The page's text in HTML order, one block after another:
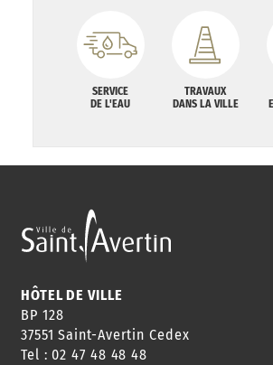
SERVICE
DE L'EAU
TRAVAUX
DANS LA VILLE
HÔTEL DE VILLE
BP 128
37551 Saint-Avertin Cedex
Tel : 02 47 48 48 48